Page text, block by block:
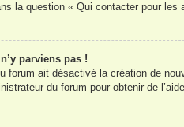
la question « Qui contacter pour
parviens pas !
forum ait désactivé la création de
du forum pour obtenir de l’aide.